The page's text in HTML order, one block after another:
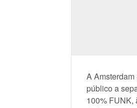
A
público a
100% FUNK,